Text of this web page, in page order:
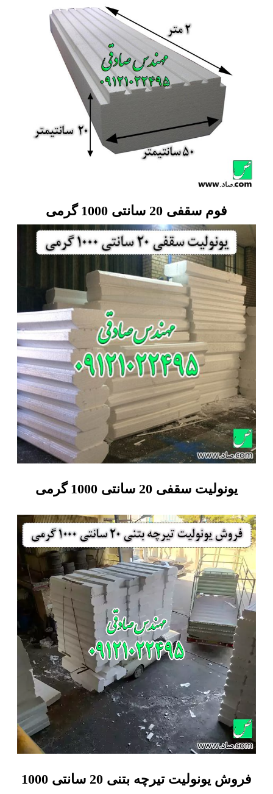
فوم سقفی 20 سانتی 1000 گرمی
یونولیت سقفی 20 سانتی 1000 گرمی
فروش یونولیت تیرچه بتنی 20 سانتی 1000